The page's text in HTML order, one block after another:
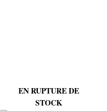
EN RUPTURE DE
STOCK